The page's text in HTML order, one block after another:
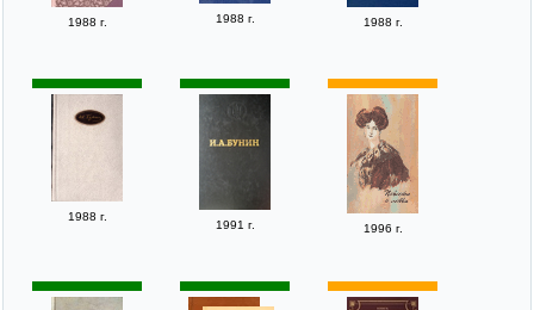
1988 г. 1988 г. 1988 г.
1988 г.
1991 г. 1996 г.